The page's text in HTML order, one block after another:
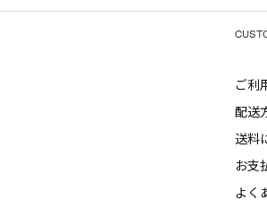
ご利
配送
送料
お支
よく